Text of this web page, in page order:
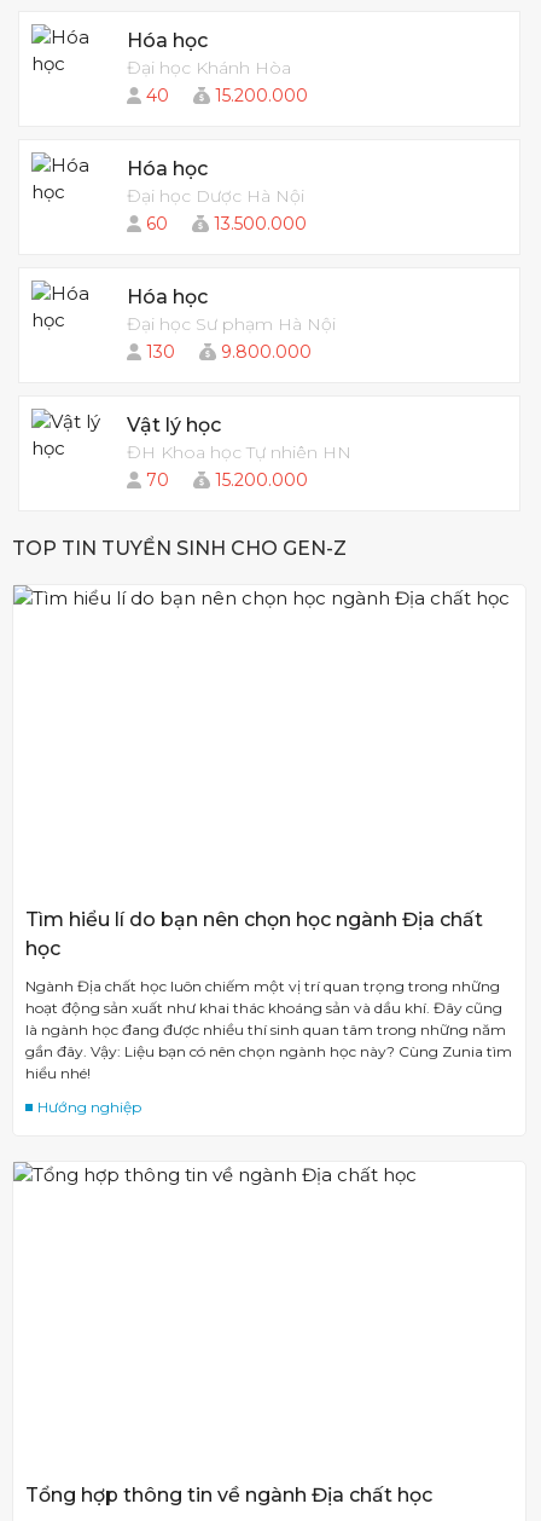
Hóa học
Đại học Khánh Hòa
40
15.200.000
Hóa học
Đại học Dược Hà Nội
60
13.500.000
Hóa học
Đại học Sư phạm Hà Nội
130
9.800.000
Vật lý học
ĐH Khoa học Tự nhiên HN
70
15.200.000
TOP TIN TUYỂN SINH CHO GEN-Z
Tìm hiểu lí do bạn nên chọn học ngành Địa chất
học
Ngành Địa chất học luôn chiếm một vị trí quan trọng trong những
hoạt động sản xuất như khai thác khoáng sản và dầu khí. Đây cũng
là ngành học đang được nhiều thí sinh quan tâm trong những năm
gần đây. Vậy: Liệu bạn có nên chọn ngành học này? Cùng Zunia tìm
hiểu nhé!
Hướng nghiệp
Tổng hợp thông tin về ngành Địa chất học